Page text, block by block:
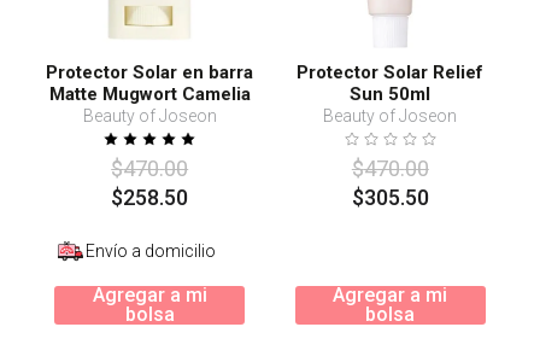
Protector Solar en barra
Matte Mugwort Camelia
18g
Beauty of Joseon
$470.00
$258.50
Envío a domicilio
Agregar a mi
bolsa
Protector Solar Relief
Sun 50ml
Beauty of Joseon
$470.00
$305.50
Agregar a mi
bolsa